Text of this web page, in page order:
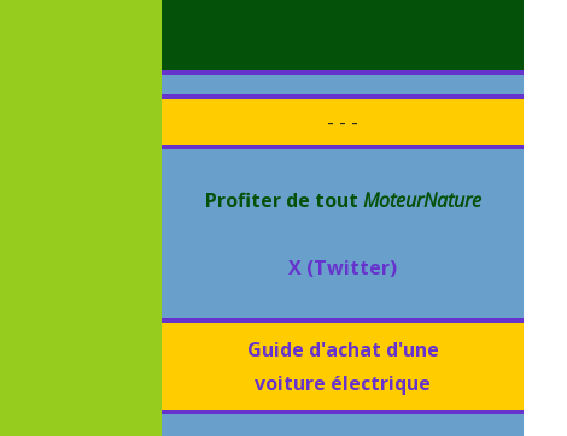
- - -
Profiter de tout MoteurNature
X (Twitter)
Guide d'achat d'une
voiture électrique